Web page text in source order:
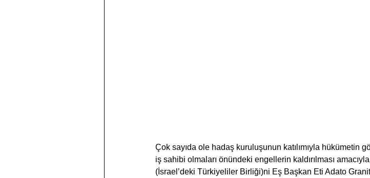
Çok sayıda ole hadaş kuruluşunun katılımıyla hükümetin
iş sahibi olmaları önündeki engellerin kaldırılması
(İsrael’deki Türkiyeliler Birliği)ni Eş Başkan Eti Adato